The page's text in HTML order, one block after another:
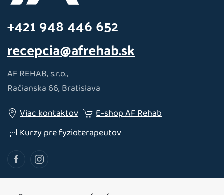
+421 948 446 652
recepcia@afrehab.sk
AF REHAB, s.r.o.,
Račianska 66, Bratislava
Viac kontaktov
E-shop AF Rehab
Kurzy pre fyzioterapeutov